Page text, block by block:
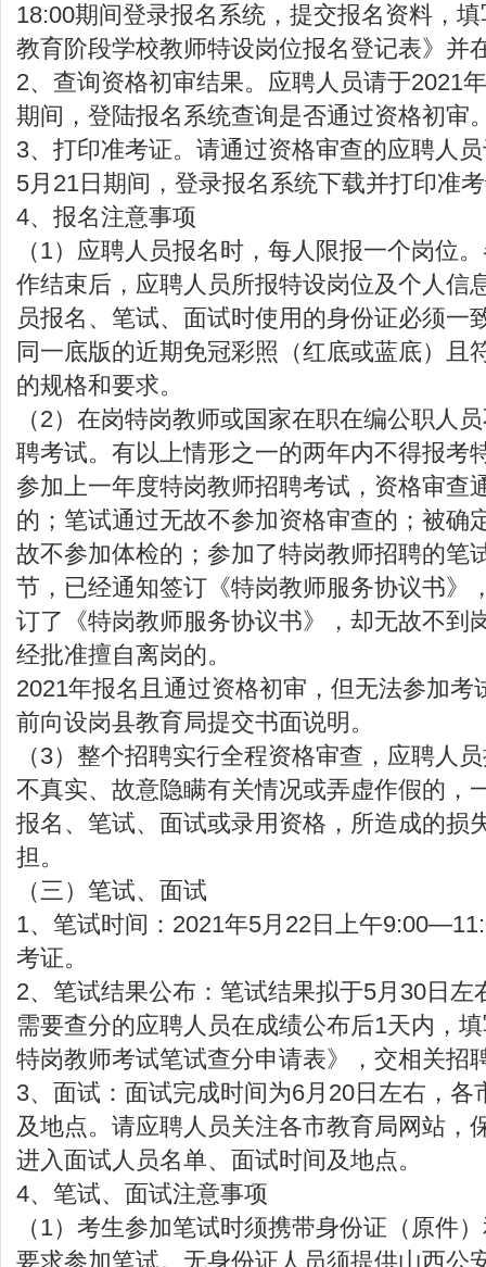
18:00期间登录报名系统，提交报名资料，
教育阶段学校教师特设岗位报名登记表》并
2、查询资格初审结果。应聘人员请于2021
期间，登陆报名系统查询是否通过资格初审
3、打印准考证。请通过资格审查的应聘人
5月21日期间，登录报名系统下载并打印准
4、报名注意事项
（1）应聘人员报名时，每人限报一个岗位
作结束后，应聘人员所报特设岗位及个人信
员报名、笔试、面试时使用的身份证必须一
同一底版的近期免冠彩照（红底或蓝底）且
的规格和要求。
（2）在岗特岗教师或国家在职在编公职人
聘考试。有以上情形之一的两年内不得报考
参加上一年度特岗教师招聘考试，资格审查
的；笔试通过无故不参加资格审查的；被确
故不参加体检的；参加了特岗教师招聘的笔
节，已经通知签订《特岗教师服务协议书》
订了《特岗教师服务协议书》，却无故不到
经批准擅自离岗的。
2021年报名且通过资格初审，但无法参加考
前向设岗县教育局提交书面说明。
（3）整个招聘实行全程资格审查，应聘人
不真实、故意隐瞒有关情况或弄虚作假的，
报名、笔试、面试或录用资格，所造成的损
担。
（三）笔试、面试
1、笔试时间：2021年5月22日上午
考证。
2、笔试结果公布：笔试结果拟于5月30日左
需要查分的应聘人员在成绩公布后1天内，
特岗教师考试笔试查分申请表》，交相关招
3、面试：面试完成时间为6月20日左右，各
及地点。请应聘人员关注各市教育局网站，
进入面试人员名单、面试时间及地点。
4、笔试、面试注意事项
（1）考生参加笔试时须携带身份证（原件
要求参加笔试。无身份证人员须提供山西公